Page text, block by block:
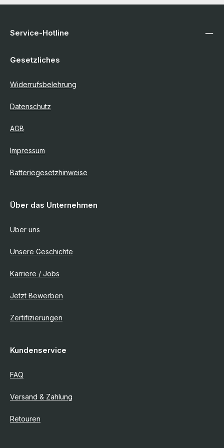
Service-Hotline
Gesetzliches
Widerrufsbelehrung
Datenschutz
AGB
Impressum
Batteriegesetzhinweise
Über das Unternehmen
Über uns
Unsere Geschichte
Karriere / Jobs
Jetzt Bewerben
Zertifizierungen
Kundenservice
FAQ
Versand & Zahlung
Retouren